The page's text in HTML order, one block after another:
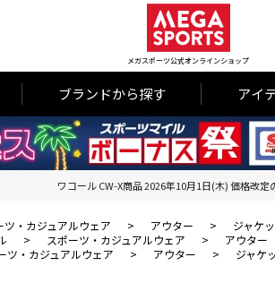
メガスポーツ公式オンラインショップ
ブランドから探す アイ
ワコール CW-X商品 2026年10月1日(木) 価格改定
ツ・カジュアルウェア > アウター > ジャケ
> スポーツ・カジュアルウェア > アウター
ツ・カジュアルウェア > アウター > ジャケ